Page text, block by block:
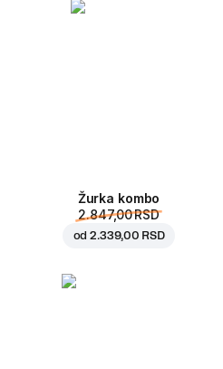
Žurka kombo
2.847,00 RSD
od2.339,00 RSD